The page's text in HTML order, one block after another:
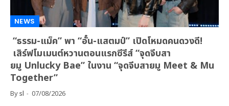
NEWS
“ธรรม-แม็ค” พา “อั๋น-แสตมป์” เปิดโหมดคนดวงดี!
เสิร์ฟโมเมนต์หวานตอนแรกซีรีส์ “จุดจีบสา
ยมู Unlucky Bae” ในงาน “จุดจีบสายมู Meet & Mu
Together”
Bysl 07/08/2026